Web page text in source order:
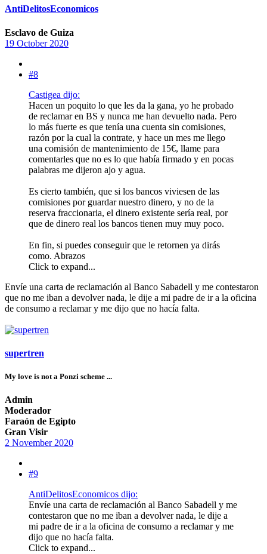
AntiDelitosEconomicos
Esclavo de Guiza
19 October 2020
#8
Castigea dijo:
Hacen un poquito lo que les da la gana, yo he probado
de reclamar en BS y nunca me han devuelto nada. Pero
lo más fuerte es que tenía una cuenta sin comisiones,
razón por la cual la contrate, y hace un mes me llego
una comisión de mantenimiento de 15€, llame para
comentarles que no es lo que había firmado y en pocas
palabras me dijeron ajo y agua.
Es cierto también, que si los bancos viviesen de las
comisiones por guardar nuestro dinero, y no de la
reserva fraccionaria, el dinero existente sería real, por
que de dinero real los bancos tienen muy muy poco.
En fin, si puedes conseguir que le retornen ya dirás
como. Abrazos
Click to expand...
Envíe una carta de reclamación al Banco Sabadell y me contestaron
que no me iban a devolver nada, le dije a mi padre de ir a la oficina
de consumo a reclamar y me dijo que no hacía falta.
supertren
My love is not a Ponzi scheme ...
Admin
Moderador
Faraón de Egipto
Gran Visir
2 November 2020
#9
AntiDelitosEconomicos dijo:
Envíe una carta de reclamación al Banco Sabadell y me
contestaron que no me iban a devolver nada, le dije a
mi padre de ir a la oficina de consumo a reclamar y me
dijo que no hacía falta.
Click to expand...